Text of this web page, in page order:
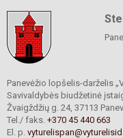
Panevėžio lopšelis-darželis
Savivaldybės biudžetinė
Žvaigždžių g. 24, 37113
Tel./ faks. +370 45 440 663
El. p.